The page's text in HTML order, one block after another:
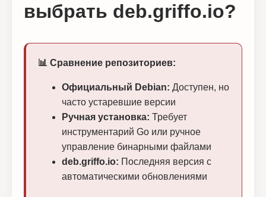
выбрать deb.griffo.io?
📊 Сравнение репозиториев:
Официальный Debian: Доступен, но
часто устаревшие версии
Ручная установка: Требует
инструментарий Go или ручное
управление бинарными файлами
deb.griffo.io: Последняя версия с
автоматическими обновлениями